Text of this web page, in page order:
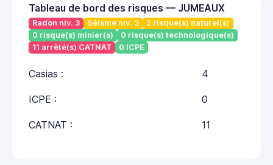
Tableau de bord des risques — JUMEAUX
Radon niv. 3 Séisme niv. 3
2 risque(s) naturel(s)
0 risque(s) minier(s)
0 risque(s) technologique(s)
11 arrêté(s) CATNAT
0 ICPE
Casias : 4
ICPE : 0
CATNAT : 11